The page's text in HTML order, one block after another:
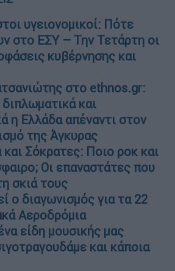
υγειονομικοί: Πότε
στο ΕΣΥ – Την Τετάρτη οι
κυβέρνησης και
στο ethnos.gr:
και
η Ελλάδα απέναντι στον
της Άγκυρας
Σόκρατες: Ποιο ροκ και
Οι επαναστάτες που
σκιά τους
ο διαγωνισμός για τα 22
Αεροδρόμια
είδη μουσικής μας
και κάποια